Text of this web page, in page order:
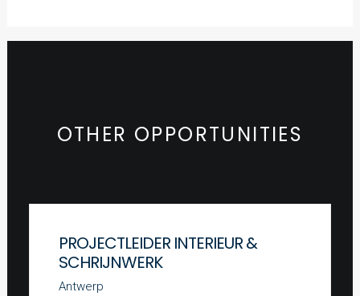
OTHER OPPORTUNITIES
PROJECTLEIDER INTERIEUR &
SCHRIJNWERK
Antwerp